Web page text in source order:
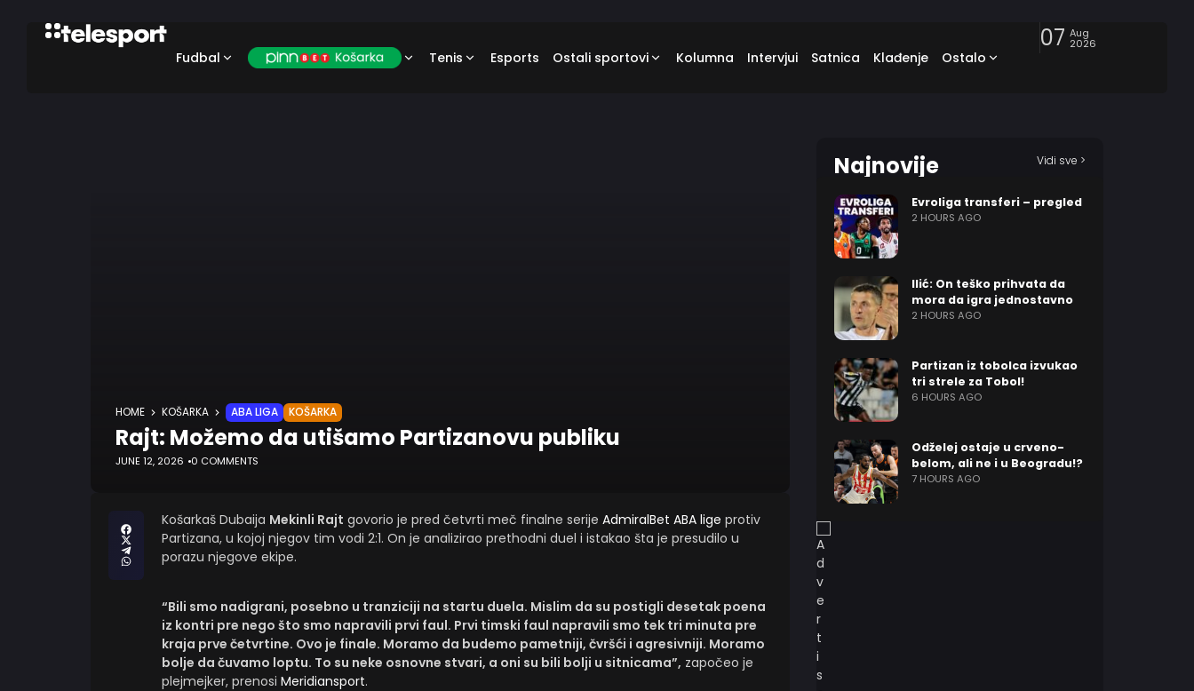
Fudbal Tenis Esports Ostali sportovi Kolumna Intervjui Satnica Klađenje Ostalo
07 Aug
2026
HOME KOŠARKA ABA LIGA KOŠARKA
Rajt: Možemo da utišamo Partizanovu publiku
JUNE 12, 2026 0 COMMENTS
Košarkaš Dubaija Mekinli Rajt govorio je pred četvrti meč finalne serije AdmiralBet ABA lige protiv
Partizana, u kojoj njegov tim vodi 2:1. On je analizirao prethodni duel i istakao šta je presudilo u
porazu njegove ekipe.
“Bili smo nadigrani, posebno u tranziciji na startu duela. Mislim da su postigli desetak poena
iz kontri pre nego što smo napravili prvi faul. Prvi timski faul napravili smo tek tri minuta pre
kraja prve četvrtine. Ovo je finale. Moramo da budemo pametniji, čvršći i agresivniji. Moramo
bolje da čuvamo loptu. To su neke osnovne stvari, a oni su bili bolji u sitnicama”, započeo je
plejmejker, prenosi Meridiansport.
Najnovije Vidi sve >
Evroliga transferi – pregled
2 HOURS AGO
Ilić: On teško prihvata da
mora da igra jednostavno
2 HOURS AGO
Partizan iz tobolca izvukao
tri strele za Tobol!
6 HOURS AGO
Odželej ostaje u crveno-
belom, ali ne i u Beogradu!?
7 HOURS AGO